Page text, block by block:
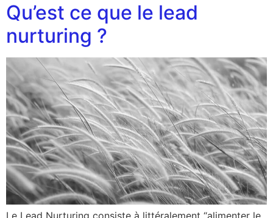
Qu’est ce que le lead
nurturing ?
Le Lead Nurturing consiste à littéralement “alimenter le